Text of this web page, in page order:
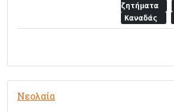
ζητήματα
Καναδάς
Νεολαία